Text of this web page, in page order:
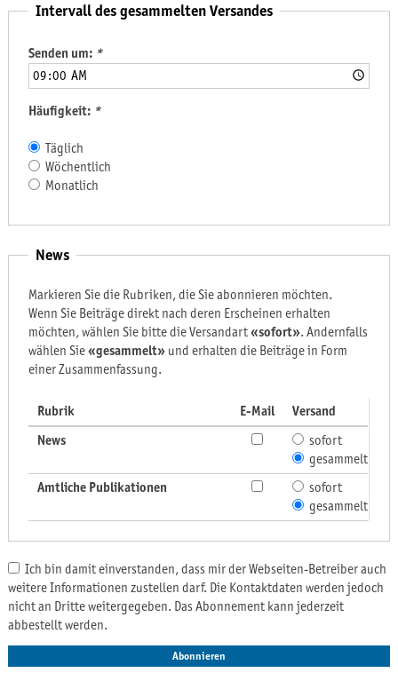
Intervall des gesammelten Versandes
Senden um: *
Häufigkeit: *
Täglich
Wöchentlich
Monatlich
News
Markieren Sie die Rubriken, die Sie abonnieren möchten.
Wenn Sie Beiträge direkt nach deren Erscheinen erhalten
möchten, wählen Sie bitte die Versandart«sofort». Andernfalls
wählen Sie«gesammelt» und erhalten die Beiträge in Form
einer Zusammenfassung.
Rubrik E-Mail
Versand
News
sofort
gesammelt
Amtliche Publikationen
sofort
gesammelt
Ich bin damit einverstanden, dass mir der Webseiten-Betreiber auch
weitere Informationen zustellen darf. Die Kontaktdaten werden jedoch
nicht an Dritte weitergegeben. Das Abonnement kann jederzeit
abbestellt werden.
Abonnieren